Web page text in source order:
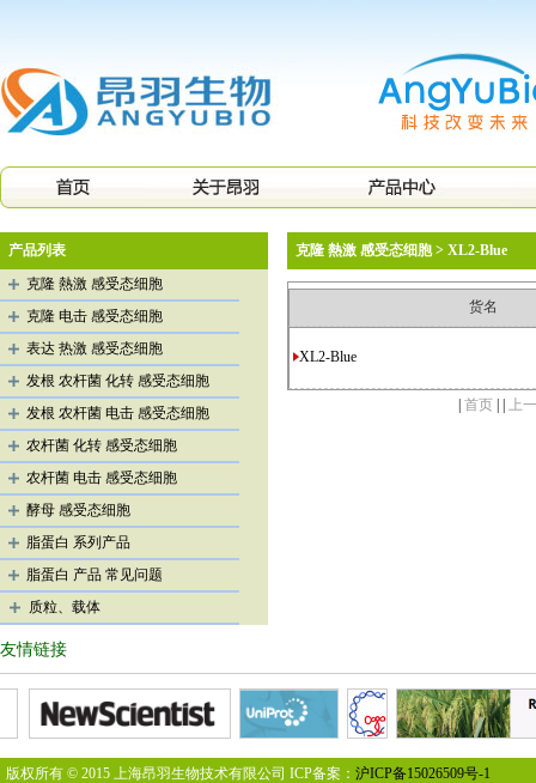
产品列表
克隆 熱激 感受态细胞
克隆 电击 感受态细胞
表达 热激 感受态细胞
发根 农杆菌 化转 感受态细胞
发根 农杆菌 电击 感受态细胞
农杆菌 化转 感受态细胞
农杆菌 电击 感受态细胞
酵母 感受态细胞
脂蛋白 系列产品
脂蛋白 产品 常见问题
质粒、载体
克隆 熱激 感受态细胞 > XL2-Blue
货名
XL2-Blue
首页| | 上
友情链接
版权所有 © 2015 上海昂羽生物技术有限公司 ICP备案： 沪ICP备15026509号-1